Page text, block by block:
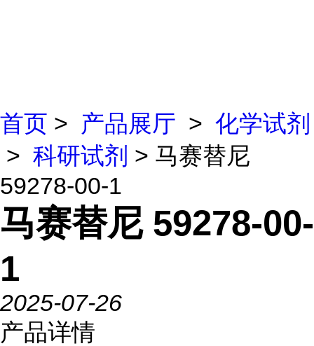
首页 > 产品展厅 > 化学试剂
> 科研试剂 > 马赛替尼
59278-00-1
马赛替尼 59278-00-
1
2025-07-26
产品详情